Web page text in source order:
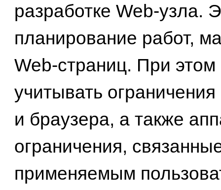
разработке Web-узла.
планирование работ,
Web-страниц. При
учитывать
и браузера, а также
ограничения,
применяемым